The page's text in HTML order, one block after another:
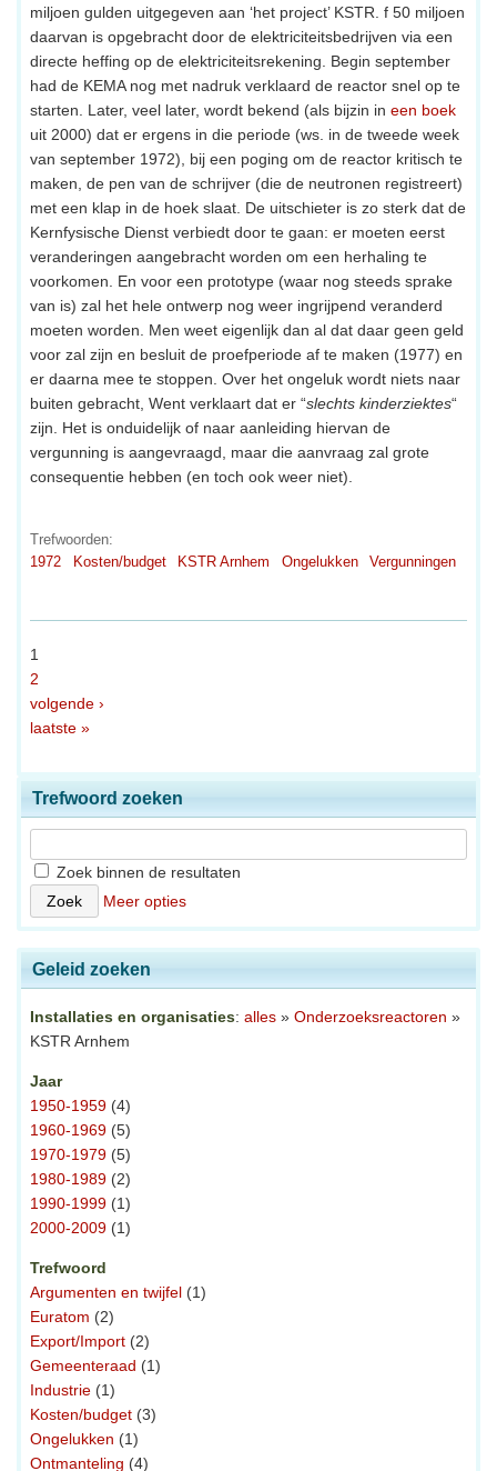
miljoen gulden uitgegeven aan ‘het project’ KSTR. f 50 miljoen
daarvan is opgebracht door de elektriciteitsbedrijven via een
directe heffing op de elektriciteitsrekening. Begin september
had de KEMA nog met nadruk verklaard de reactor snel op te
starten. Later, veel later, wordt bekend (als bijzin in een boek
uit 2000) dat er ergens in die periode (ws. in de tweede week
van september 1972), bij een poging om de reactor kritisch te
maken, de pen van de schrijver (die de neutronen registreert)
met een klap in de hoek slaat. De uitschieter is zo sterk dat de
Kernfysische Dienst verbiedt door te gaan: er moeten eerst
veranderingen aangebracht worden om een herhaling te
voorkomen. En voor een prototype (waar nog steeds sprake
van is) zal het hele ontwerp nog weer ingrijpend veranderd
moeten worden. Men weet eigenlijk dan al dat daar geen geld
voor zal zijn en besluit de proefperiode af te maken (1977) en
er daarna mee te stoppen. Over het ongeluk wordt niets naar
buiten gebracht, Went verklaart dat er “slechts kinderziektes“
zijn. Het is onduidelijk of naar aanleiding hiervan de
vergunning is aangevraagd, maar die aanvraag zal grote
consequentie hebben (en toch ook weer niet).
Trefwoorden:
1972
Kosten/budget KSTR Arnhem Ongelukken Vergunningen
1
2
volgende ›
laatste »
Trefwoord zoeken
Zoek binnen de resultaten
Meer opties
Geleid zoeken
Installaties en organisaties: alles » Onderzoeksreactoren »
KSTR Arnhem
Jaar
1950-1959 (4)
1960-1969 (5)
1970-1979 (5)
1980-1989 (2)
1990-1999 (1)
2000-2009 (1)
Trefwoord
Argumenten en twijfel (1)
Euratom (2)
Export/Import (2)
Gemeenteraad (1)
Industrie (1)
Kosten/budget (3)
Ongelukken (1)
Ontmanteling (4)